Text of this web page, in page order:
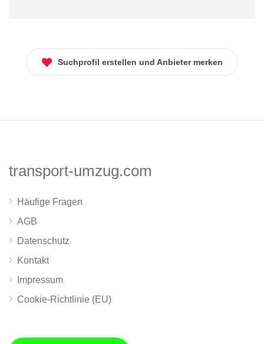
Suchprofil erstellen und Anbieter merken
transport-umzug.com
Häufige Fragen
AGB
Datenschutz
Kontakt
Impressum
Cookie-Richtlinie (EU)